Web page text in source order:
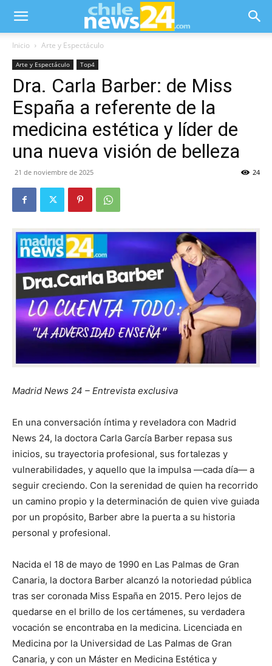
Inicio Arte y Espectáculo
Arte y Espectáculo Top4
Dra. Carla Barber: de Miss
España a referente de la
medicina estética y líder de
una nueva visión de belleza
21 de noviembre de 2025 24
Madrid News 24 – Entrevista exclusiva
En una conversación íntima y reveladora con Madrid
News 24, la doctora Carla García Barber repasa sus
inicios, su trayectoria profesional, sus fortalezas y
vulnerabilidades, y aquello que la impulsa —cada día— a
seguir creciendo. Con la serenidad de quien ha recorrido
un camino propio y la determinación de quien vive guiada
por un propósito, Barber abre la puerta a su historia
personal y profesional.
Nacida el 18 de mayo de 1990 en Las Palmas de Gran
Canaria, la doctora Barber alcanzó la notoriedad pública
tras ser coronada Miss España en 2015. Pero lejos de
quedarse en el brillo de los certámenes, su verdadera
vocación se encontraba en la medicina. Licenciada en
Medicina por la Universidad de Las Palmas de Gran
Canaria, y con un Máster en Medicina Estética y